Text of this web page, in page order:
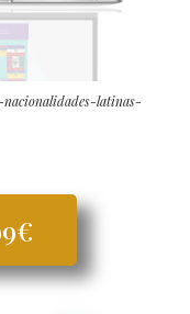
latinas-